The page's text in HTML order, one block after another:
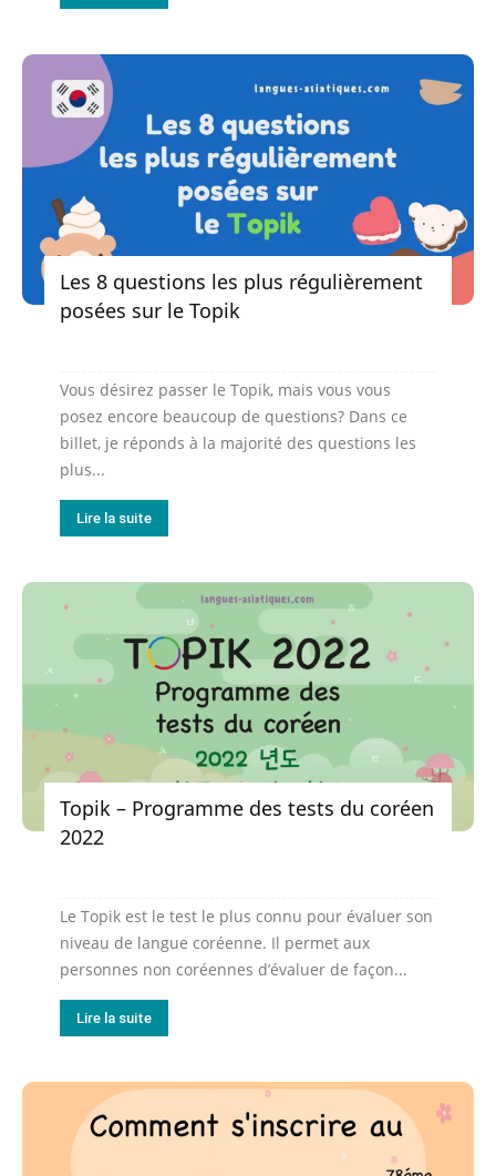
Les 8 questions les plus régulièrement
posées sur le Topik
Vous désirez passer le Topik, mais vous vous
posez encore beaucoup de questions? Dans ce
billet, je réponds à la majorité des questions les
plus...
Lire la suite
Topik – Programme des tests du coréen
2022
Le Topik est le test le plus connu pour évaluer son
niveau de langue coréenne. Il permet aux
personnes non coréennes d’évaluer de façon...
Lire la suite